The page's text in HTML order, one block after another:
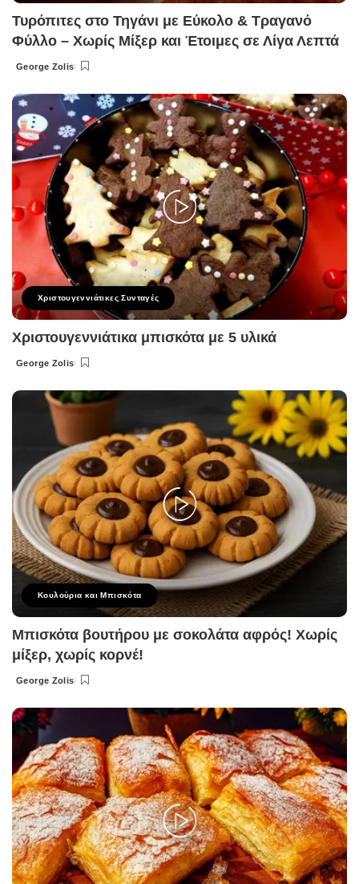
Τυρόπιτες στο Τηγάνι με Εύκολο & Τραγανό
Φύλλο – Χωρίς Μίξερ και Έτοιμες σε Λίγα Λεπτά
Posted
George Zolis
Χριστουγεννιάτικες Συνταγές
Χριστουγεννιάτικα μπισκότα με 5 υλικά
Posted
George Zolis
Κουλούρια και Μπισκότα
Μπισκότα βουτήρου με σοκολάτα αφρός! Χωρίς
μίξερ, χωρίς κορνέ!
Posted
George Zolis